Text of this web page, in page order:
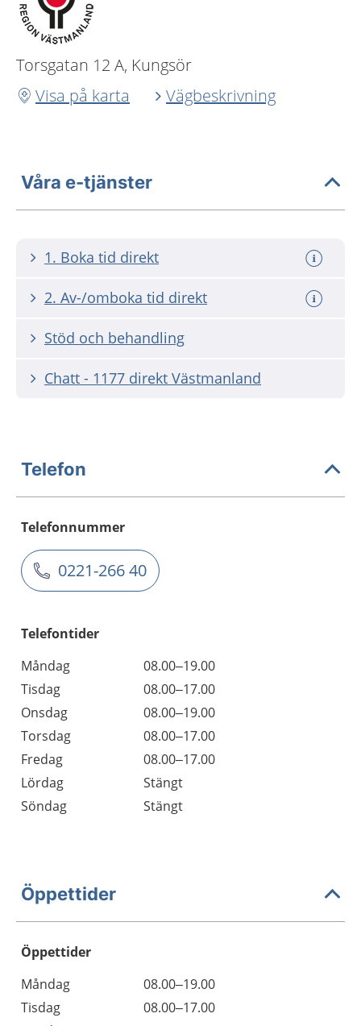
Torsgatan 12 A, Kungsör
Visa på karta
Vägbeskrivning
Våra e-tjänster
1. Boka tid direkt
2. Av-/omboka tid direkt
Stöd och behandling
Chatt - 1177 direkt Västmanland
Telefon
Telefonnummer
0221-266 40
Telefontider
Måndag
08.00–19.00
Tisdag
08.00–17.00
Onsdag
08.00–19.00
Torsdag
08.00–17.00
Fredag
08.00–17.00
Lördag
Stängt
Söndag
Stängt
Öppettider
Öppettider
Dag
Öppettider
Kommentarer
Måndag
08.00–19.00
Tisdag
08.00–17.00